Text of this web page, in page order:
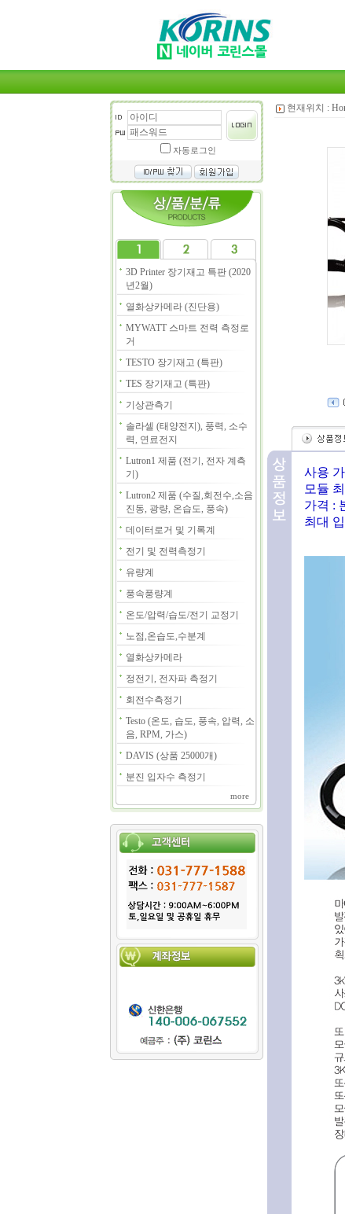
자동로그인
3D Printer 장기재고 특판 (2020
년2월)
열화상카메라 (진단용)
MYWATT 스마트 전력 측정로
거
TESTO 장기재고 (특판)
TES 장기재고 (특판)
기상관측기
솔라셀 (태양전지), 풍력, 소수
력, 연료전지
Lutron1 제품 (전기, 전자 계측
기)
Lutron2 제품 (수질,회전수,소음
진동, 광량, 온습도, 풍속)
데이터로거 및 기록계
전기 및 전력측정기
유량계
풍속풍량계
온도/압력/습도/전기 교정기
노점,온습도,수분계
열화상카메라
정전기, 전자파 측정기
회전수측정기
Testo (온도, 습도, 풍속, 압력, 소
음, RPM, 가스)
DAVIS (상품 25000개)
분진 입자수 측정기
more
현재위치 :
사용
모듈
가격 :
최대